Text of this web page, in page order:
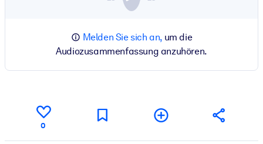
Melden Sie sich an,um die
Audiozusammenfassung anzuhören.
0